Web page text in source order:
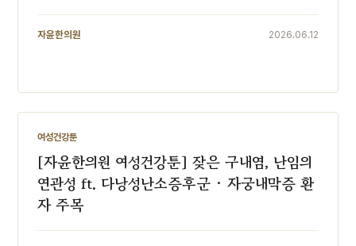
자윤한의원 2026.06.12
여성건강툰
여성건강툰
[자윤한의원 여성건강툰] 잦은 구내염, 난임의
연관성 ft. 다낭성난소증후군 · 자궁내막증 환
자 주목